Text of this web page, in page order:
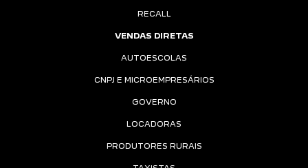
RECALL
VENDAS DIRETAS
AUTOESCOLAS
CNPJ E MICROEMPRESÁRIOS
GOVERNO
LOCADORAS
PRODUTORES RURAIS